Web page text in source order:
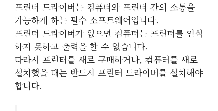
프린터 드라이버는 컴퓨터와 프린터 간의 소통을
가능하게 하는 필수 소프트웨어입니다.
프린터 드라이버가 없으면 컴퓨터는 프린터를 인식
하지 못하고 출력을 할 수 없습니다.
따라서 프린터를 새로 구매하거나, 컴퓨터를 새로
설치했을 때는 반드시 프린터 드라이버를 설치해야
합니다.